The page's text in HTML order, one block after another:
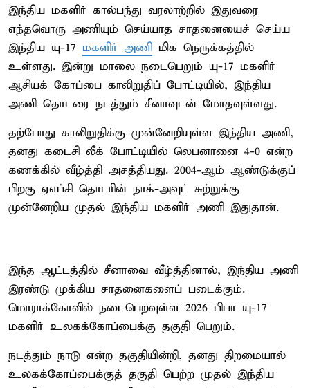
இந்திய மகளிர் கால்பந்து வரலாற்றில் இதுவரை
எந்தவொரு அணியும் செய்யாத சாதனையைச் செய்ய
இந்திய யு-17 மகளிர் அணி மிக நெருக்கத்தில்
உள்ளது. இன்று மாலை நடைபெறும் யு-17 மகளிர்
ஆசியக் கோப்பை காலிறுதிப் போட்டியில், இந்திய
அணி தொடரை நடத்தும் சீனாவுடன் மோதவுள்ளது.
தற்போது காலிறுதிக்கு முன்னேறியுள்ள இந்திய அணி,
தனது கடைசி லீக் போட்டியில் லெபனானை 4-0 என்ற
கணக்கில் வீழ்த்தி அசத்தியது. 2004-ஆம் ஆண்டுக்குப்
பிறகு ஏஎப்சி தொடரின் நாக்-அவுட் சுற்றுக்கு
முன்னேறிய முதல் இந்திய மகளிர் அணி இதுதான்.
இந்த ஆட்டத்தில் சீனாவை வீழ்த்தினால், இந்திய அணி
இரண்டு முக்கிய சாதனைகளைப் படைக்கும்.
மொராக்கோவில் நடைபெறவுள்ள 2026 பிபா யு-17
மகளிர் உலகக்கோப்பைக்கு தகுதி பெறும்.
நடத்தும் நாடு என்ற தகுதியின்றி, தனது திறமையால்
உலகக்கோப்பைக்குத் தகுதி பெற்ற முதல் இந்திய